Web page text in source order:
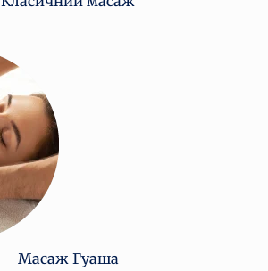
Масаж Гуаша